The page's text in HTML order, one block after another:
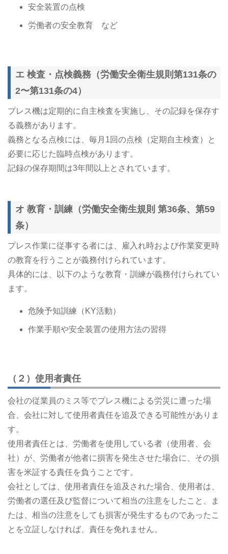
安全装置の点検
労働者の安全教育 など
エ 検査・点検義務（労働安全衛生規則第131条の
2〜第131条の4）
プレス機は定期的に自主検査を実施し、その記録を保存す
る義務があります。
義務となる点検には、毎月1回の点検（定期自主検査）と
必要に応じた臨時点検があります。
記録の保存期間は3年間以上とされています。
オ 教育・訓練（労働安全衛生規則 第36条、第59
条）
プレス作業に従事する者には、雇入れ時および作業変更時
の教育を行うことが義務付けられています。
具体的には、以下のような教育・訓練が義務付けられてい
ます。
危険予知訓練（KY活動）
作業手順や安全装置の使用方法の習得
（２）使用者責任
会社の従業員のミス等でプレス機による労災に遭った場
合、会社に対して使用者責任を追及できる可能性がありま
す。
使用者責任とは、労働者を使用している者（使用者、会
社）が、労働者が他者に損害を発生させた場合に、その損
害を米証する責任を負うことです。
会社としては、使用者責任を追及された場合、使用者は、
労働者の選任及び監督について相当の注意をしたこと、ま
たは、相当の注意をしても損害が発生するものであったこ
とを立証しなければ、責任を免れません。